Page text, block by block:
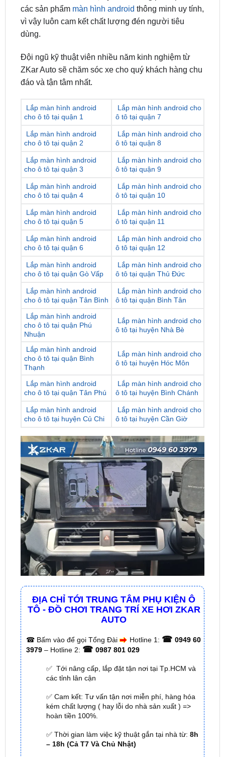
dùng.
Đội ngũ kỹ thuật viên nhiều năm kinh nghiệm từ
đáo và tận tâm nhất.
Lắp màn hình android
Lắp màn hình android
cho ô tô tại quận 2
Lắp màn hình android cho
ô tô tại quận 8
Lắp màn hình android
cho ô tô tại quận 3
Lắp màn hình android cho
ô tô tại quận 9
Lắp màn hình android
cho ô tô tại quận 4
Lắp màn hình android cho
ô tô tại quận 10
Lắp màn hình android
cho ô tô tại quận 5
Lắp màn hình android cho
ô tô tại quận 11
Lắp màn hình android
cho ô tô tại quận 6
Lắp màn hình android cho
ô tô tại quận 12
Lắp màn hình android
cho ô tô tại quận Gò Vấp
Lắp màn hình android cho
ô tô tại quận Thủ Đức
Lắp màn hình android
cho ô tô tại quận Tân Bình
Lắp màn hình android cho
ô tô tại quận Bình Tân
Lắp màn hình android
cho ô tô tại quận Phú
Lắp màn hình android cho
ô tô tại huyện Nhà Bè
Lắp màn hình android
cho ô tô tại quận Bình
Lắp màn hình android cho
Lắp màn hình android
cho ô tô tại quận Tân Phú
Lắp màn hình android cho
ô tô tại huyện Bình Chánh
Lắp màn hình android
cho ô tô tại huyện Củ Chi
Lắp màn hình android cho
ô tô tại huyện Cần Giờ
ĐỊA CHỈ TỚI TRUNG TÂM PHỤ KIỆN Ô
TÔ - ĐỒ CHƠI TRANG TRÍ XE HƠI ZKAR
☎Bấm vào để gọi Tổng Đài Hotline 1:☎ 0949 60
0987 801 029
✅ Tới nâng cấp, lắp đặt tận nơi tại Tp.HCM và
các tỉnh lân cận
✅ Cam kết: Tư vấn tận nơi miễn phí, hàng hóa
kém chất lượng ( hay lỗi do nhà sản xuất ) =>
✅ Thời gian làm việc kỹ thuật gắn tại nhà từ:8h
– 18h (Cả T7 Và Chủ Nhật)
✅ Có xuấthóa đơn VATcho Khách Hàng